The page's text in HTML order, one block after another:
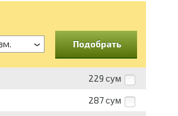
Подобрать
229 сум
287 сум